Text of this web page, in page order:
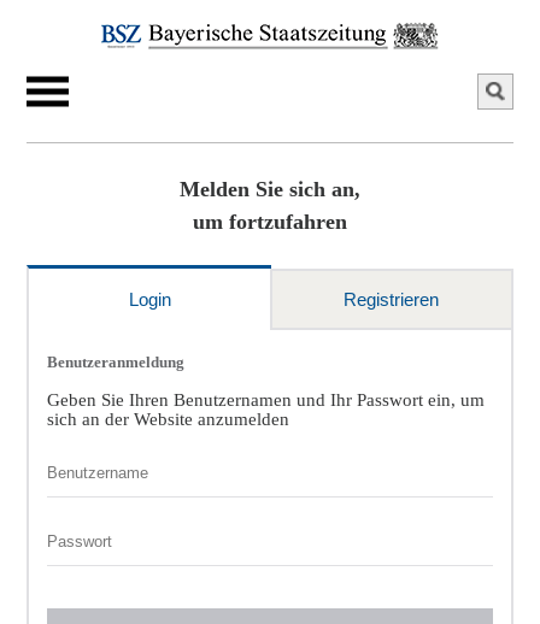
Melden Sie sich an,
um fortzufahren
Login Registrieren
Benutzeranmeldung
Geben Sie Ihren Benutzernamen und Ihr Passwort ein, um
sich an der Website anzumelden